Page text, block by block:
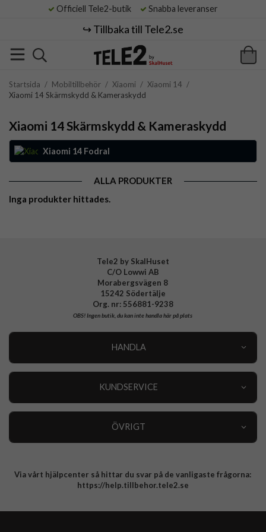
Officiell Tele2-butik Snabba leveranser
↪️ Tillbaka till Tele2.se
Startsida / Mobiltillbehör / Xiaomi / Xiaomi 14 /
Xiaomi 14 Skärmskydd & Kameraskydd
Xiaomi 14 Skärmskydd & Kameraskydd
Xiaomi 14 Fodral
ALLA PRODUKTER
Inga produkter hittades.
Tele2 by SkalHuset
C/O Lowwi AB
Morabergsvägen 8
15242 Södertälje
Org. nr: 556881-9238
OBS!Ingen butik, du kan inte handla här på plats
HANDLA
KUNDSERVICE
ÖVRIGT
Integritetspolicy
Via vårt hjälpcenter så hittar du svar på de vanligaste frågorna:
https://help.tillbehor.tele2.se